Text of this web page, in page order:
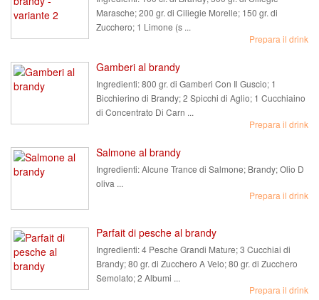
Marasche; 200 gr. di Ciliegie Morelle; 150 gr. di
Zucchero; 1 Limone (s ...
Prepara il drink
Gamberi al brandy
Ingredienti:800 gr. di Gamberi Con Il Guscio; 1
Bicchierino di Brandy; 2 Spicchi di Aglio; 1 Cucchiaino
di Concentrato Di Carn ...
Prepara il drink
Salmone al brandy
Ingredienti:Alcune Trance di Salmone; Brandy; Olio D
oliva ...
Prepara il drink
Parfait di pesche al brandy
Ingredienti:4 Pesche Grandi Mature; 3 Cucchiai di
Brandy; 80 gr. di Zucchero A Velo; 80 gr. di Zucchero
Semolato; 2 Albumi ...
Prepara il drink